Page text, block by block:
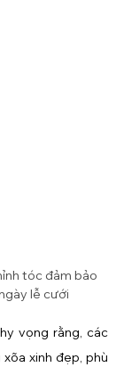
tóc đảm bảo
lễ cưới
vọng rằng, các
xinh đẹp, phù